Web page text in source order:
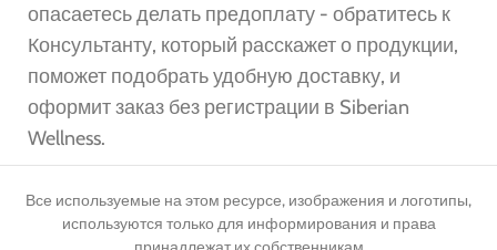
опасаетесь делать предоплату - обратитесь к
Консультанту, который расскажет о продукции,
поможет подобрать удобную доставку, и
оформит заказ без регистрации в Siberian
Wellness.
Все используемые на этом ресурсе, изображения и логотипы,
используются только для информирования и права